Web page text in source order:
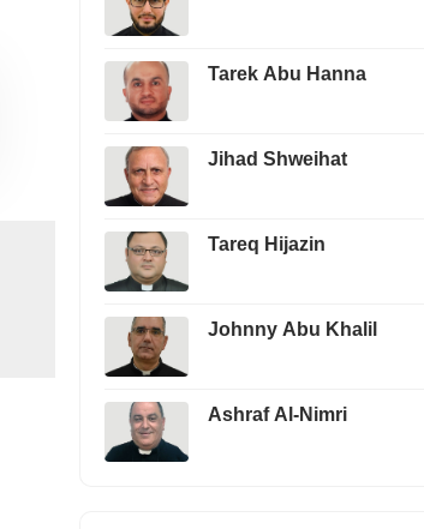
Tarek Abu Hanna
Jihad Shweihat
Tareq Hijazin
Johnny Abu Khalil
Ashraf Al-Nimri